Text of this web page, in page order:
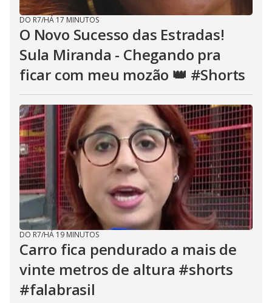
DO R7/HÁ 17 MINUTOS
O Novo Sucesso das Estradas!
Sula Miranda - Chegando pra
ficar com meu mozão 👑 #Shorts
DO R7/HÁ 19 MINUTOS
Carro fica pendurado a mais de
vinte metros de altura #shorts
#falabrasil